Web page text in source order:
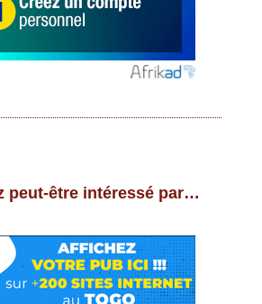
peut-être intéressé par…